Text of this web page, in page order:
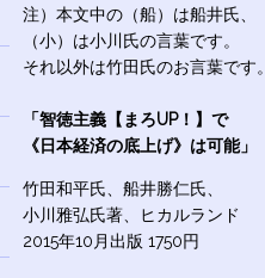
注）本文中の（船）は船井氏、
（小）は小川氏の言葉です。
それ以外は竹田氏のお言葉です。
「智徳主義【まろUP！】で
《日本経済の底上げ》は可能」
竹田和平氏、船井勝仁氏、
小川雅弘氏著、ヒカルランド
2015年10月出版 1750円